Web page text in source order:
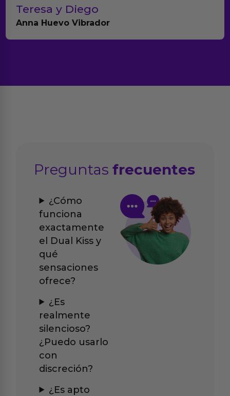
Paula A.
Brightpurple Vibrador y Rotador
Preguntasfrecuentes
¿Cómo
funciona
exactamente
el Dual Kiss y
qué
sensaciones
ofrece?
¿Es
realmente
silencioso?
¿Puedo usarlo
con
discreción?
¿Es apto